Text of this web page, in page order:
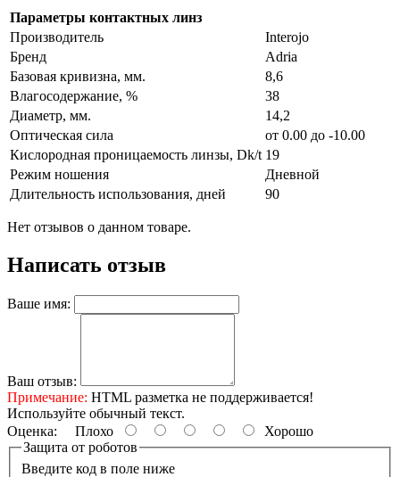
Параметры контактных линз
Производитель
Interojo
Бренд
Adria
Базовая кривизна, мм.
8,6
Влагосодержание, %
38
Диаметр, мм.
14,2
Оптическая сила
от 0.00 до -10.00
Кислородная проницаемость линзы, Dk/t 19
Режим ношения
Дневной
Длительность использования, дней
90
Нет отзывов о данном товаре.
Написать отзыв
Ваше имя:
Ваш отзыв:
Примечание: HTML разметка не поддерживается!
Используйте обычный текст.
Оценка: Плохо
Хорошо
Защита от роботов
Введите код в поле ниже